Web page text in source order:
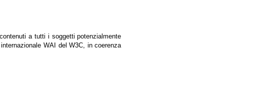
a tutti i soggetti potenzialmente
WAI del W3C, in coerenza